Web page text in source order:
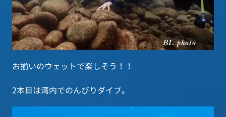
お揃いのウェットで楽しそう！！
2本目は湾内でのんびりダイブ。